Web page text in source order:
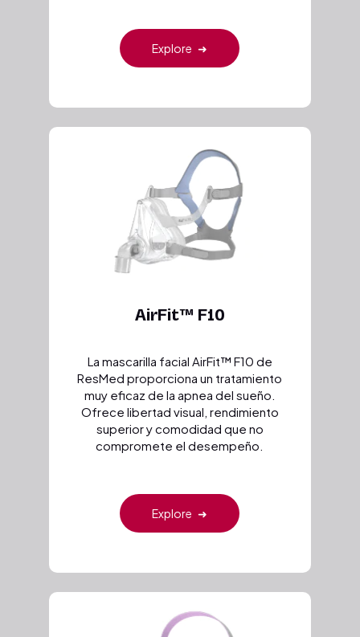
Explore ➜
AirFit™ F10
La mascarilla facial AirFit™ F10 de
ResMed proporciona un tratamiento
muy eficaz de la apnea del sueño.
Ofrece libertad visual, rendimiento
superior y comodidad que no
compromete el desempeño.
Explore ➜